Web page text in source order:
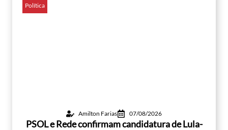
Política
Amilton Farias 07/08/2026
PSOL e Rede confirmam candidatura de Lula-